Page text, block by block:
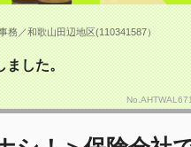
務／和歌山田辺地区(110341587）
ました。